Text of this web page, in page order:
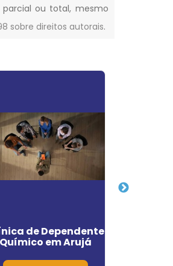
parcial ou total, mesmo
sobre direitos autorais.
de Dependente
Químico em Arujá